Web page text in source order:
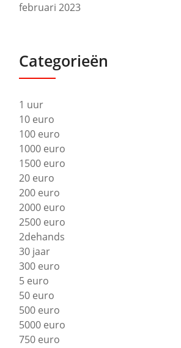
februari 2023
Categorieën
1 uur
10 euro
100 euro
1000 euro
1500 euro
20 euro
200 euro
2000 euro
2500 euro
2dehands
30 jaar
300 euro
5 euro
50 euro
500 euro
5000 euro
750 euro